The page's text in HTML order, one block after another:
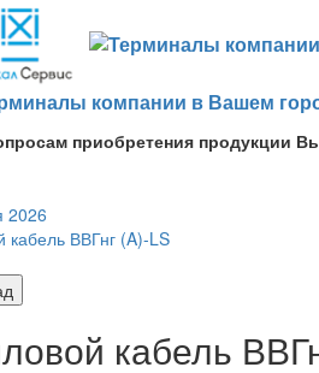
приобретения продукции
2026
кабель ВВГнг (A)-LS
кабель